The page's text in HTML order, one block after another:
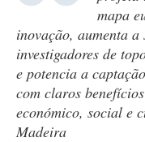
mapa
inovação, aumenta
investigadores de
e potencia a
com claros
económico, social e
Madeira